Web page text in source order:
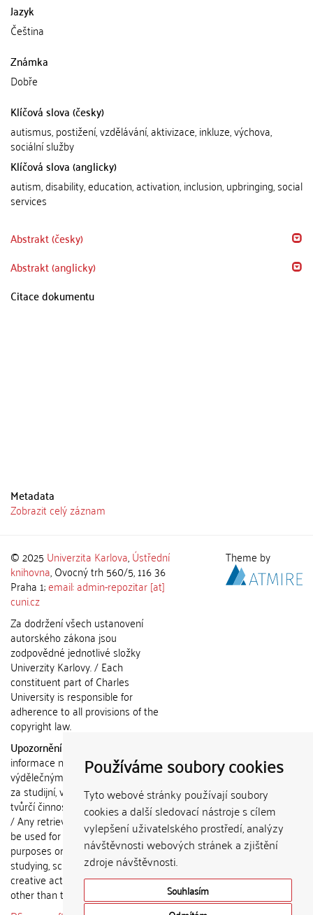
Používáme soubory cookies
Tyto webové stránky používají soubory
cookies a další sledovací nástroje s cílem
vylepšení uživatelského prostředí, analýzy
návštěvnosti webových stránek a zjištění
zdroje návštěvnosti.
Souhlasím
Jazyk
Čeština
Známka
Dobře
Klíčová slova (česky)
autismus, postižení, vzdělávání, aktivizace, inkluze, výchova,
sociální služby
Klíčová slova (anglicky)
autism, disability, education, activation, inclusion, upbringing, social
services
Abstrakt (česky)
Abstrakt (anglicky)
Citace dokumentu
Metadata
Zobrazit celý záznam
© 2025 Univerzita Karlova,Ústřední
knihovna, Ovocný trh 560/5, 116 36
Praha 1;email: admin-repozitar [at]
cuni.cz
Za dodržení všech ustanovení
autorského zákona jsou
zodpovědné jednotlivé složky
Univerzity Karlovy. / Each
constituent part of Charles
University is responsible for
adherence to all provisions of the
copyright law.
Upozornění / Notice:
informace nemohou být použity k
výdělečným účelům nebo vydávány
za studijní, vědeckou nebo jinou
tvůrčí činnost jiné osoby než autora.
/ Any retrieved information shall not
be used for any commercial
purposes or claimed as results of
studying, scientific or any other
creative activities of any person
other than the author.
Theme by